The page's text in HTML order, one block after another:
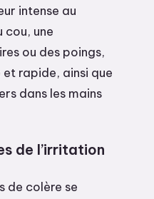
intense au
cou, une
ou des poings,
rapide, ainsi que
dans les mains
de l’irritation
de colère se